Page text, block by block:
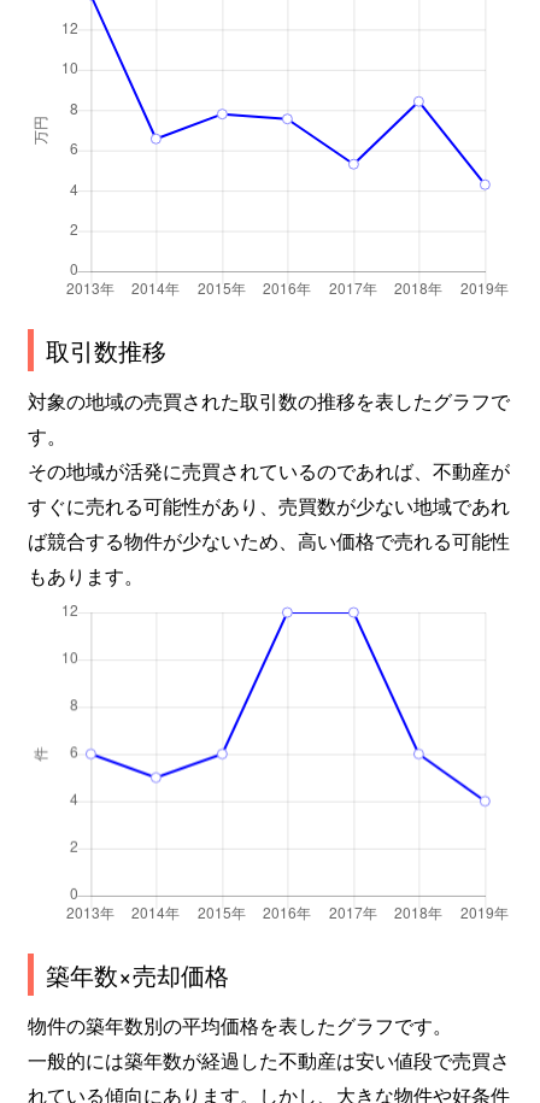
取引数推移
対象の地域の売買された取引数の推移を表したグラフで
す。
その地域が活発に売買されているのであれば、不動産が
すぐに売れる可能性があり、売買数が少ない地域であれ
ば競合する物件が少ないため、高い価格で売れる可能性
もあります。
築年数×売却価格
物件の築年数別の平均価格を表したグラフです。
一般的には築年数が経過した不動産は安い値段で売買さ
れている傾向にあります。しかし、大きな物件や好条件